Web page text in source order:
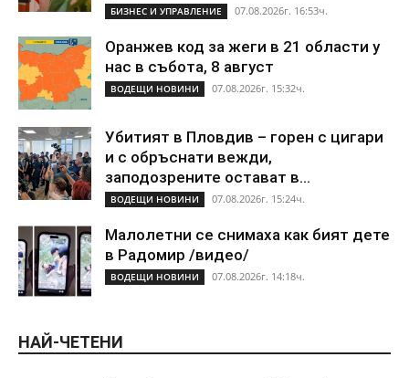
БИЗНЕС И УПРАВЛЕНИЕ 07.08.2026г. 16:53ч.
Оранжев код за жеги в 21 области у
нас в събота, 8 август
ВОДЕЩИ НОВИНИ 07.08.2026г. 15:32ч.
Убитият в Пловдив – горен с цигари
и с обръснати вежди,
заподозрените остават в...
ВОДЕЩИ НОВИНИ 07.08.2026г. 15:24ч.
Малолетни се снимаха как бият дете
в Радомир /видео/
ВОДЕЩИ НОВИНИ 07.08.2026г. 14:18ч.
НАЙ-ЧЕТЕНИ